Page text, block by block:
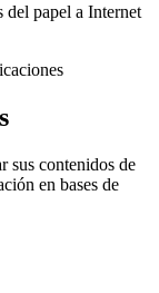
del papel a Internet
sus contenidos de
en bases de